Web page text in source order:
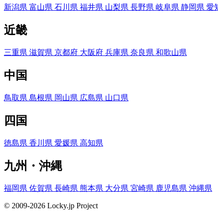
新潟県 富山県 石川県 福井県 山梨県 長野県 岐阜県 静岡県 愛
近畿
三重県 滋賀県 京都府 大阪府 兵庫県 奈良県 和歌山県
中国
鳥取県 島根県 岡山県 広島県 山口県
四国
徳島県 香川県 愛媛県 高知県
九州・沖縄
福岡県 佐賀県 長崎県 熊本県 大分県 宮崎県 鹿児島県 沖縄県
© 2009-2026 Locky.jp Project